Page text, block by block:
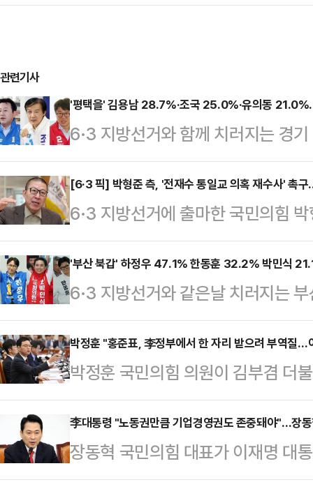
관련기사
'평택을' 김용남 28.7%·조국 25.0%·유의동
6·3 지방선거와 함께 치러지는 경
김용남 더불어민주당 후보와 유의
오차범위 내 접전을 벌이고 있는
꽂'이 지난 14~15일 이틀간 무선
의원 재선거 지지 후보 조사 결과,
를 기록했다.이어 조국 후보를 지
지한다는 응답은 21.0%로 조사됐
위…
[6·3 픽] 박형준 측, '전재수 통일교 의혹 재수사' 촉
6·3 지방선거에 출마한 국민의힘
수본 수사는 전형적인 '야당유죄 여
후보의 통일교 금품수수 의혹 사건
시당위원장과 조승환 선대위 해양
18일 부산지방검찰청 민원실을 찾
재수사를 요구하는 진정서를 제출
의혹을 재수사해야 한다"고 요구했
지난달 10일 전 후보의 뇌…
'부산 북갑' 하정우 47.1% 한동훈 32.2% 박민식
6·3 지방선거와 같은날 치러지는
더불어민주당 후보와 한동훈 무소
나타났다. 만약 범보수 후보가 단일
후보 간의 지지율 격차는 4.8%p까
기관인 '여론조사 꽂'이 지난
문한 결과에 따르면, 현행 3파전에
무소속 후보는 32.2%의 지지를 받
21.…
박정훈 "홍준표, 李정부에서 한 자리 받으려 부역질…
박정훈 국민의힘 의원이 김부겸 더
표명한 데 이어 정원오 민주당 서울
회의원 보궐선거 후보를 엄호하는
"이재명 정부에서 한 자리 받아 먹
비판했다.박정훈 의원은 18일 페이
李대통령 "노동권만큼 기업경영권도 존중돼야"…장
장동혁 국민의힘 대표가 이재명 대
업한다니 급했네"라고 직격했다.장